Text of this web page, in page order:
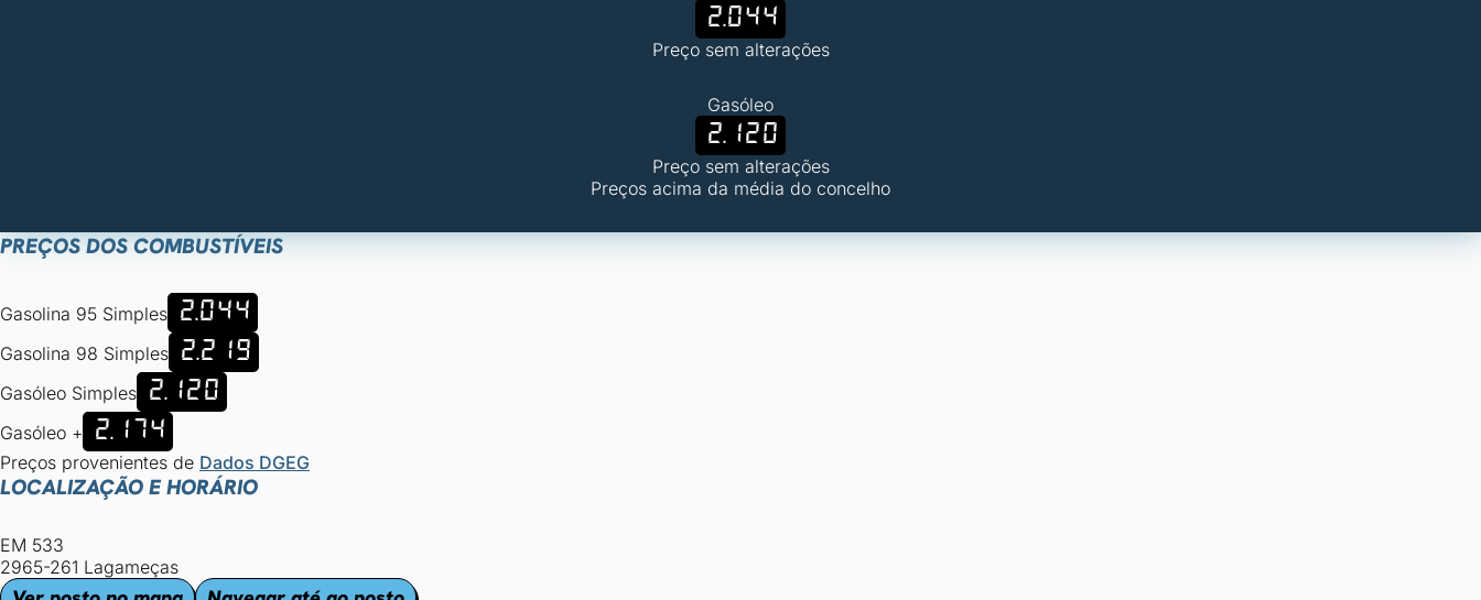
2.044
Preço sem alterações
Gasóleo
2.120
Preço sem alterações
Preços acima da média do concelho
PREÇOS DOS COMBUSTÍVEIS
Gasolina 95 Simples 2.044
Gasolina 98 Simples 2.219
Gasóleo Simples 2.120
Gasóleo + 2.174
Preços provenientes de Dados DGEG
LOCALIZAÇÃO E HORÁRIO
EM 533
2965-261 Lagameças